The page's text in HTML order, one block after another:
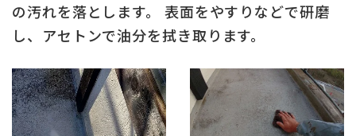
の汚れを落とします。 表面をやすりなどで研磨
し、アセトンで油分を拭き取ります。